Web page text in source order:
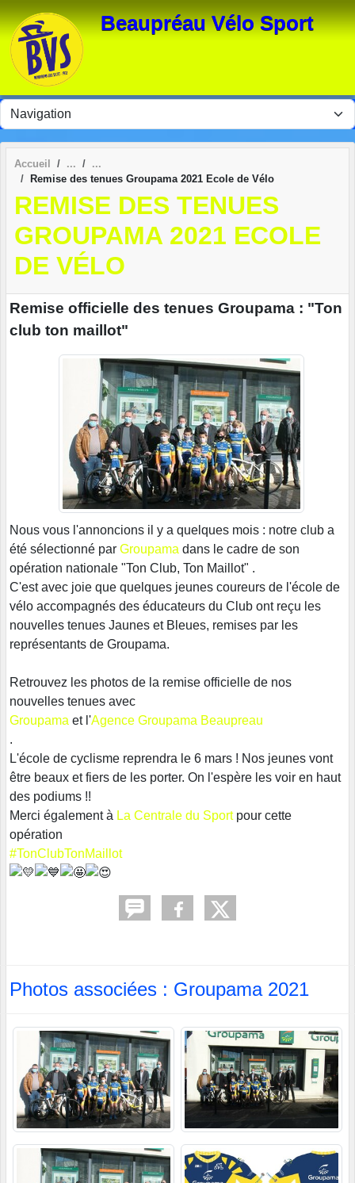
Beaupréau Vélo Sport
Accueil
Remise des tenues Groupama 2021 Ecole de Vélo
REMISE DES TENUES
GROUPAMA 2021 ECOLE
DE VÉLO
Remise officielle des tenues Groupama : "Ton
club ton maillot"
Nous vous l'annoncions il y a quelques mois : notre club a
été sélectionné par Groupama dans le cadre de son
opération nationale "Ton Club, Ton Maillot" .
C'est avec joie que quelques jeunes coureurs de l'école de
vélo accompagnés des éducateurs du Club ont reçu les
nouvelles tenues Jaunes et Bleues, remises par les
représentants de Groupama.
Retrouvez les photos de la remise officielle de nos
nouvelles tenues avec
Groupama et l'Agence Groupama Beaupreau
.
L'école de cyclisme reprendra le 6 mars ! Nos jeunes vont
être beaux et fiers de les porter. On l'espère les voir en haut
des podiums !!
Merci également à La Centrale du Sportpour cette
opération
#TonClubTonMaillot
Photos associées : Groupama 2021